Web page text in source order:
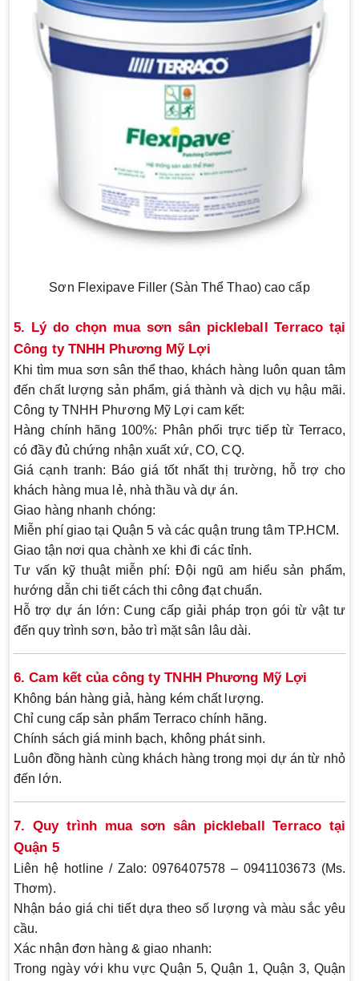
Sơn Flexipave Filler (Sàn Thể Thao) cao cấp
5. Lý do chọn mua sơn sân pickleball Terraco tại
Công ty TNHH Phương Mỹ Lợi
Khi tìm mua sơn sân thể thao, khách hàng luôn quan tâm
đến chất lượng sản phẩm, giá thành và dịch vụ hậu mãi.
Công ty TNHH Phương Mỹ Lợi cam kết:
Hàng chính hãng 100%: Phân phối trực tiếp từ Terraco,
có đầy đủ chứng nhận xuất xứ, CO, CQ.
Giá cạnh tranh: Báo giá tốt nhất thị trường, hỗ trợ cho
khách hàng mua lẻ, nhà thầu và dự án.
Giao hàng nhanh chóng:
Miễn phí giao tại Quận 5 và các quận trung tâm TP.HCM.
Giao tận nơi qua chành xe khi đi các tỉnh.
Tư vấn kỹ thuật miễn phí: Đội ngũ am hiểu sản phẩm,
hướng dẫn chi tiết cách thi công đạt chuẩn.
Hỗ trợ dự án lớn: Cung cấp giải pháp trọn gói từ vật tư
đến quy trình sơn, bảo trì mặt sân lâu dài.
6. Cam kết của công ty TNHH Phương Mỹ Lợi
Không bán hàng giả, hàng kém chất lượng.
Chỉ cung cấp sản phẩmTerraco chính hãng.
Chính sách giá minh bạch, không phát sinh.
Luôn đồng hành cùng khách hàng trong mọi dự án từ nhỏ
đến lớn.
7. Quy trình mua sơn sân pickleball Terraco tại
Quận 5
Liên hệ hotline / Zalo: 0976407578 – 0941103673 (Ms.
Thơm).
Nhận báo giá chi tiếtdựa theo số lượng và màu sắc yêu
cầu.
Xác nhận đơn hàng & giao nhanh:
Trong ngày với khu vực Quận 5, Quận 1, Quận 3, Quận